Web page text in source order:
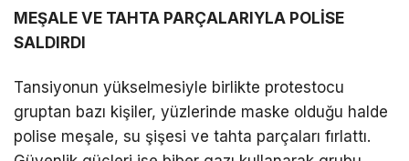
LinkedIn
Telegram
MEŞALE VE TAHTA PARÇALARIYLA POLİSE
SALDIRDI
Tansiyonun yükselmesiyle birlikte protestocu
gruptan bazı kişiler, yüzlerinde maske olduğu halde
polise meşale, su şişesi ve tahta parçaları fırlattı.